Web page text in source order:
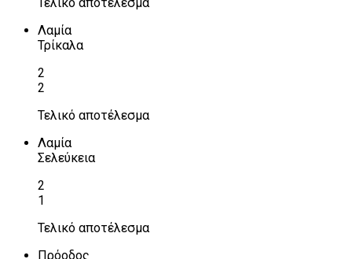
Λαμία
Τρίκαλα
2
2
Τελικό αποτέλεσμα
Λαμία
Σελεύκεια
2
1
Τελικό αποτέλεσμα
Πρόοδος